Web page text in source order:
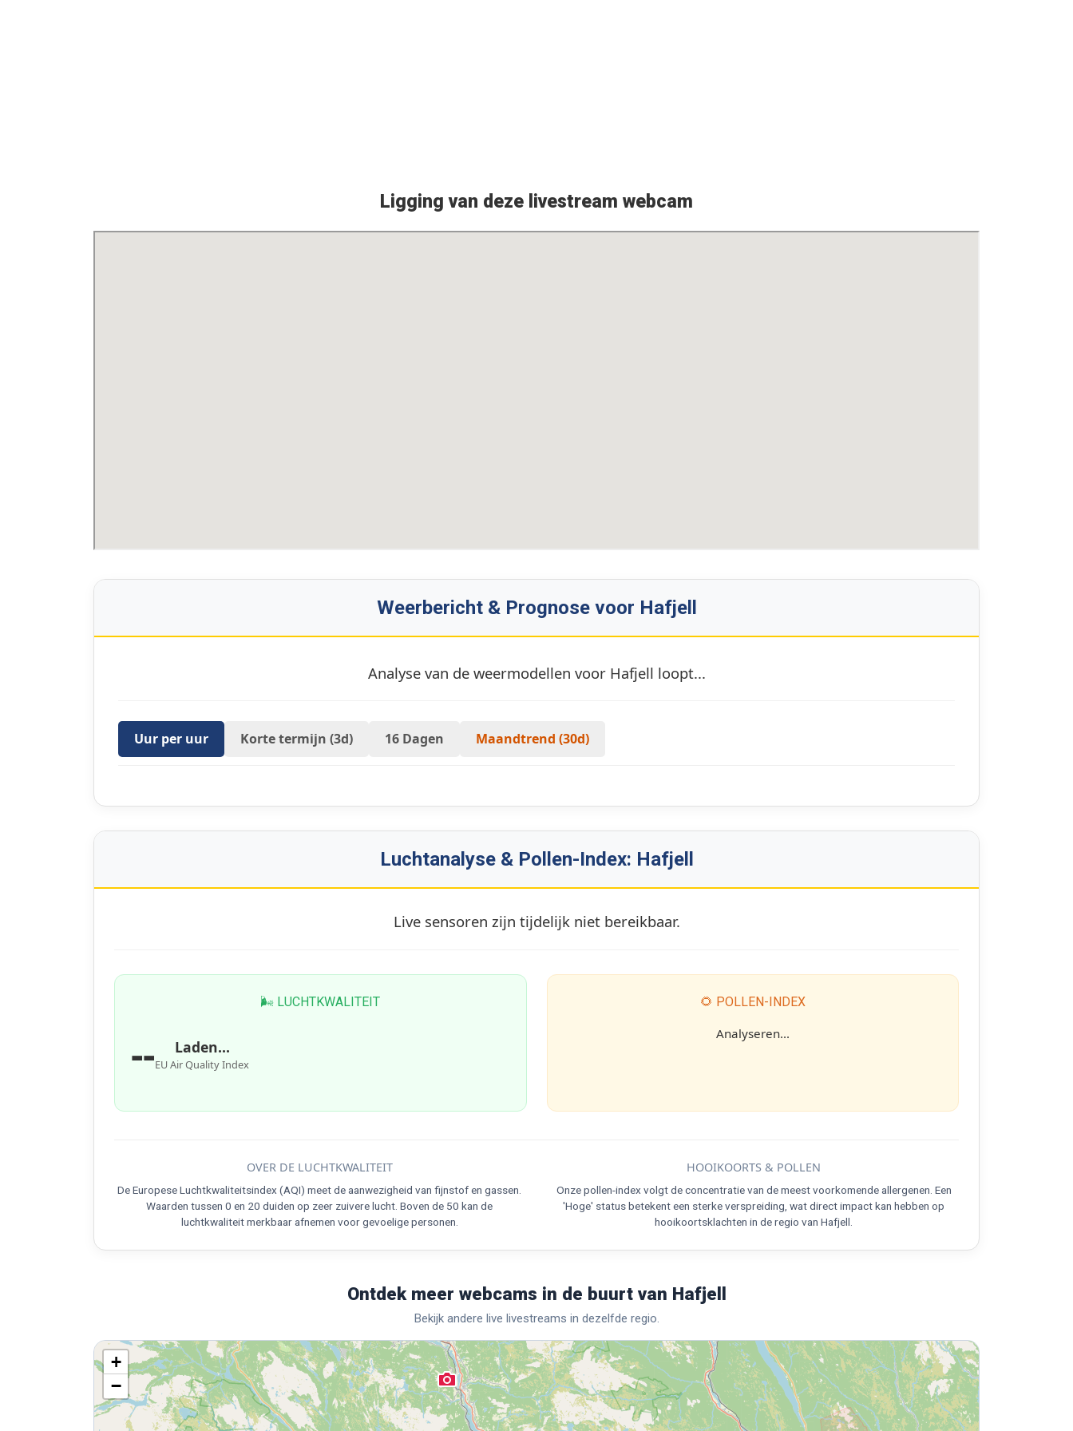
Ligging van deze livestream webcam
Weerbericht & Prognose voor Hafjell
Analyse van de weermodellen voor Hafjell loopt...
Uur per uur Korte termijn (3d) 16 Dagen Maandtrend (30d)
Luchtanalyse & Pollen-Index: Hafjell
Live sensoren zijn tijdelijk niet bereikbaar.
🌬 LUCHTKWALITEIT
-- Laden...
EU Air Quality Index
🌻 POLLEN-INDEX
Analyseren...
OVER DE LUCHTKWALITEIT
De Europese Luchtkwaliteitsindex (AQI) meet de aanwezigheid van fijnstof en gassen.
Waarden tussen 0 en 20 duiden op zeer zuivere lucht. Boven de 50 kan de
luchtkwaliteit merkbaar afnemen voor gevoelige personen.
HOOIKOORTS & POLLEN
Onze pollen-index volgt de concentratie van de meest voorkomende allergenen. Een
'Hoge' status betekent een sterke verspreiding, wat direct impact kan hebben op
hooikoortsklachten in de regio van Hafjell.
Ontdek meer webcams in de buurt van Hafjell
Bekijk andere live livestreams in dezelfde regio.
+
−